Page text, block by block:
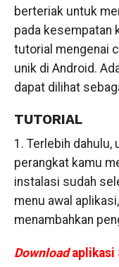
berteriak untuk
pada kesempatan
tutorial mengenai
unik di Android.
dapat dilihat
TUTORIAL
1. Terlebih dahulu,
perangkat kamu
instalasi sudah
menu awal
menambahkan
Downloadaplikasi